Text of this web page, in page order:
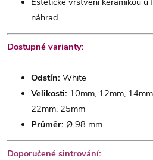
náhrad.
Dostupné varianty:
Odstín: White
Velikosti: 10mm, 12mm,
22mm, 25mm
Průměr: Ø 98 mm
Doporučené sintrování: